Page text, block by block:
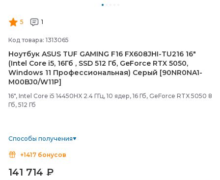
5 1
Код товара: 1313065
Ноутбук ASUS TUF GAMING F16 FX608JHI-TU216 16"
(Intel Core i5, 16Гб , SSD 512 Гб, GeForce RTX 5050,
Windows 11 Профессиональная) Серый [90NR0NA1-
M00BJ0/W11P]
16", Intel Core i5 14450HX 2.4 ГГц, 10 ядер, 16 Гб, GeForce RTX 5050 8
Гб, 512 Гб
Способы получения
+1417 бонусов
141 714 ₽